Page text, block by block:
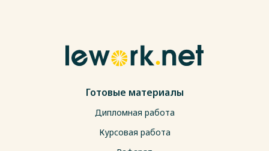
Готовые материалы
Дипломная работа
Курсовая работа